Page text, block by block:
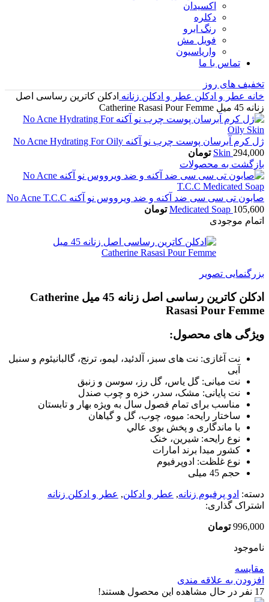
اکسیدان
دکلره
رنگ ابرو
فویل مش
واریاسیون
تماس با ما
تخفیف های روز
خانه عطر و ادکلن عطر و ادکلن زنانه ادکلن کاترین رساسی اصل
زنانه 45 میل Catherine Rasasi Pour Femme
ژل کرم آبرسان پوست چرب نو آکنه No Acne Hydrating For Oily
Skin 294,000
تومان
بازگشت به محصولات
صابون تی سی سی ضد آکنه و ضد ویرووس نو آکنه No Acne T.C.C
Medicated Soap 105,600
تومان
اتمام موجودی
بزرگنمایی تصویر
ادکلن کاترین رساسی اصل زنانه 45 میل Catherine
Rasasi Pour Femme
ویژگی های محصول:
نت آغازی: نت های سبز، آلدئید، لیمو، ترنج، گالبانیئوم و سنبل
آبی
نت میانی: گل یاس، گل رز، سوسن و زنبق
نت پایانی: مشک، سدر، خزه و چوب صندل
مناسب برای تمام فصول سال به ویژه بهار و تابستان
ساختار رایحه: میوه، چوب، گل و گیاهان
با ماندگاری و پخش بوی عالي
نوع رایحه: شیرین، خنک
کشور مبدا برند امارات
نوع غلظت: ادوپرفیوم
حجم 45 میلی
دسته: ادو پرفیوم زنانه, عطر و ادکلن, عطر و ادکلن زنانه
اشتراک گذاری:
996,000 تومان
ناموجود
مقایسه
افزودن به علاقه مندی
17 نفر در حال مشاهده این محصول هستند!